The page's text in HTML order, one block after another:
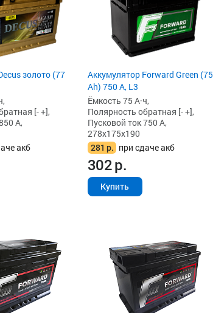
золото (77
[- +],
А,
акб
Аккумулятор Forward Green (75
Ah) 750 А, L3
Ёмкость 75 А·ч,
Полярность обратная [- +],
Пусковой ток 750 А,
278x175x190
281 р. при сдаче акб
302р.
Купить